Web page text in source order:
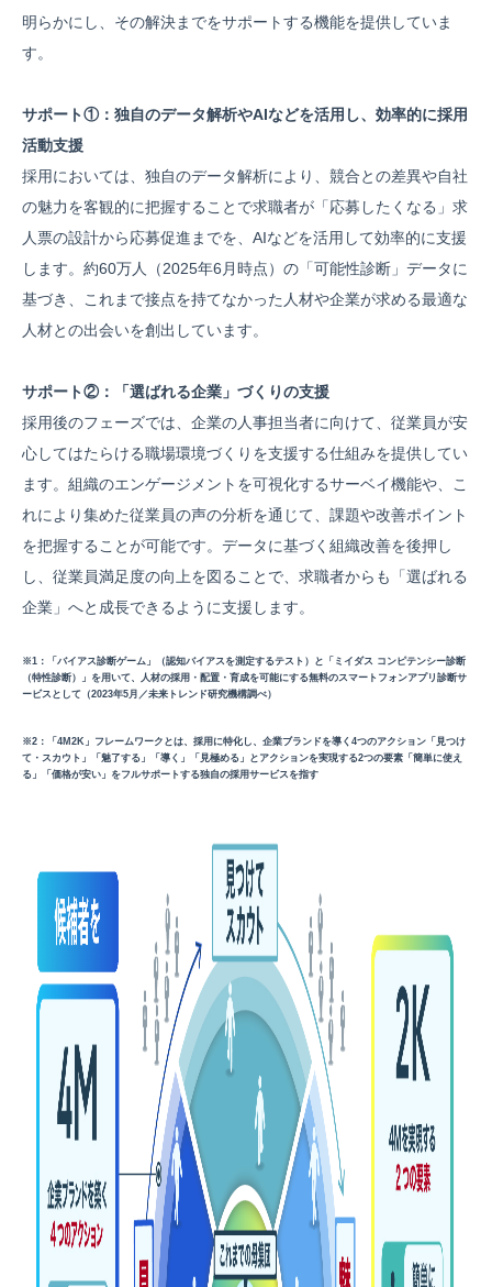
明らかにし、その解決までをサポートする機能を提供していま
す。
サポート①：独自のデータ解析やAIなどを活用し、効率的に採用
活動支援
採用においては、独自のデータ解析により、競合との差異や自社
の魅力を客観的に把握することで求職者が「応募したくなる」求
人票の設計から応募促進までを、AIなどを活用して効率的に支援
します。約60万人（2025年6月時点）の「可能性診断」データに
基づき、これまで接点を持てなかった人材や企業が求める最適な
人材との出会いを創出しています。
サポート②：「選ばれる企業」づくりの支援
採用後のフェーズでは、企業の人事担当者に向けて、従業員が安
心してはたらける職場環境づくりを支援する仕組みを提供してい
ます。組織のエンゲージメントを可視化するサーベイ機能や、こ
れにより集めた従業員の声の分析を通じて、課題や改善ポイント
を把握することが可能です。データに基づく組織改善を後押し
し、従業員満足度の向上を図ることで、求職者からも「選ばれる
企業」へと成長できるように支援します。
※1：「バイアス診断ゲーム」（認知バイアスを測定するテスト）と「ミイダス コンピテンシー診断
（特性診断）」を用いて、人材の採用・配置・育成を可能にする無料のスマートフォンアプリ診断サ
ービスとして（2023年5月／未来トレンド研究機構調べ）
※2：「4M2K」フレームワークとは、採用に特化し、企業ブランドを導く4つのアクション「見つけ
て・スカウト」「魅了する」「導く」「見極める」とアクションを実現する2つの要素「簡単に使え
る」「価格が安い」をフルサポートする独自の採用サービスを指す